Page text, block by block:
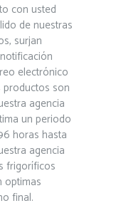
con usted
de nuestras
surjan
electrónico
son
agencia
un periodo
horas hasta
agencia
frigoríficos
optimas
final.